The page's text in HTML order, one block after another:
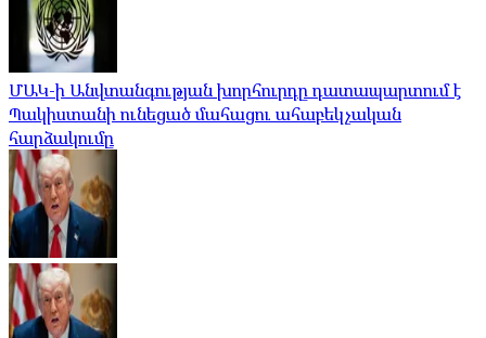
ՄԱԿ-ի Անվտանգության խորհուրդը դատապարտում է
Պակիստանի ունեցած մահացու ահաբեկչական
հարձակումը